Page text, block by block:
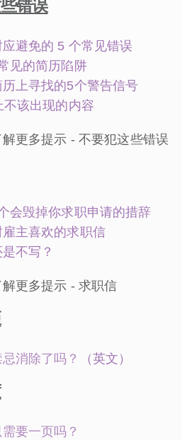
错误
避免的 5 个常见错误
见的简历陷阱
历上寻找的5个警告信号
不该出现的内容
解更多提示 - 不要犯这些错误
会毁掉你求职申请的措辞
主喜欢的求职信
不写？
解更多提示 - 求职信
消除了吗？ （英文）
要一页吗？